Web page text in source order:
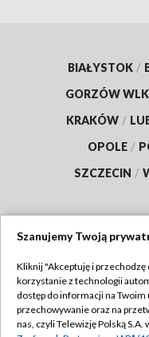
BIAŁYSTOK /
GORZÓW
KRAKÓW /
OPOLE /
SZCZECIN /
Abonament TVP
Szanujemy Twoją
Kliknij "Akceptuję i przechodzę
korzystanie z technologii
dostęp do informacji na
przechowywanie oraz na
nas, czyli Telewizję Polską S.A.